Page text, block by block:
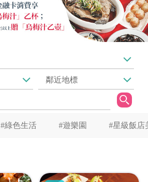
#綠色生活 #遊樂園 #星級飯店